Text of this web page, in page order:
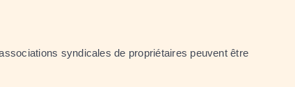
syndicales de propriétaires peuvent être